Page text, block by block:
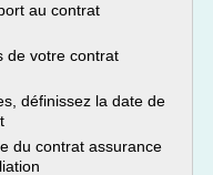
au contrat
de votre contrat
définissez la date de
du contrat assurance